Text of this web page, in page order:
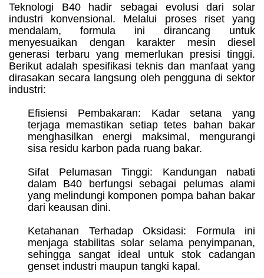
Teknologi B40 hadir sebagai evolusi dari solar
industri konvensional. Melalui proses riset yang
mendalam, formula ini dirancang untuk
menyesuaikan dengan karakter mesin diesel
generasi terbaru yang memerlukan presisi tinggi.
Berikut adalah spesifikasi teknis dan manfaat yang
dirasakan secara langsung oleh pengguna di sektor
industri:
Efisiensi Pembakaran: Kadar setana yang
terjaga memastikan setiap tetes bahan bakar
menghasilkan energi maksimal, mengurangi
sisa residu karbon pada ruang bakar.
Sifat Pelumasan Tinggi: Kandungan nabati
dalam B40 berfungsi sebagai pelumas alami
yang melindungi komponen pompa bahan bakar
dari keausan dini.
Ketahanan Terhadap Oksidasi: Formula ini
menjaga stabilitas solar selama penyimpanan,
sehingga sangat ideal untuk stok cadangan
genset industri maupun tangki kapal.